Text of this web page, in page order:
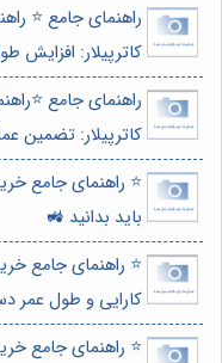
راهنمای جامع ⭐️
کاترپیلار:
راهنمای جامع
کاترپیلار: تضمین
⭐️ راهنمای جامع
باید بدانید 🚜
⭐️ راهنمای جامع
کارایی و طول عمر
⭐️ راهنمای جامع